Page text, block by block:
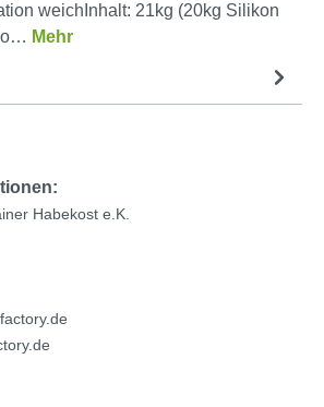
weichInhalt: 21kg (20kg Silikon
Mehr
Habekost e.K.